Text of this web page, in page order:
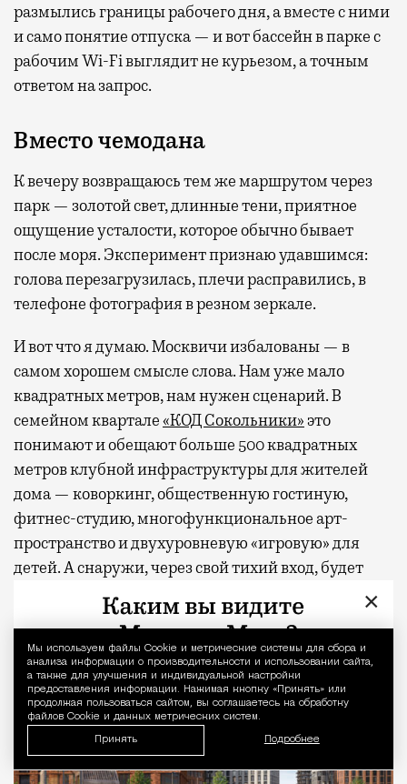
Уведомление
Мы используем файлы Сookie и метрические системы для сбора и
анализа информации о производительности и использовании сайта,
а также для улучшения и индивидуальной настройки
предоставления информации. Нажимая кнопку «Принять» или
продолжая пользоваться сайтом, вы соглашаетесь на обработку
файлов Cookie и данных метрических систем.
Принять Подробнее
размылись границы рабочего дня, а вместе с ними
и само понятие отпуска — и вот бассейн в парке с
рабочим Wi-Fi выглядит не курьезом, а точным
ответом на запрос.
Вместо чемодана
К вечеру возвращаюсь тем же маршрутом через
парк — золотой свет, длинные тени, приятное
ощущение усталости, которое обычно бывает
после моря. Эксперимент признаю удавшимся:
голова перезагрузилась, плечи расправились, в
телефоне фотография в резном зеркале.
И вот что я думаю. Москвичи избалованы — в
самом хорошем смысле слова. Нам уже мало
квадратных метров, нам нужен сценарий. В
семейном квартале«КОД Сокольники»это
понимают и обещают больше 500 квадратных
метров клубной инфраструктуры для жителей
дома — коворкинг, общественную гостиную,
фитнес-студию, многофункциональное арт-
пространство и двухуровневую «игровую» для
детей. А снаружи, через свой тихий вход, будет
легендарный парк со всем его курортным
хозяйством.
×